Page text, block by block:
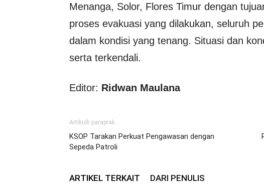
Menanga, Solor, Flores Timur dengan
proses evakuasi yang dilakukan, seluruh
dalam kondisi yang tenang. Situasi dan
serta terkendali.
Editor: Ridwan Maulana
Artikulli paraprak
KSOP Tarakan Perkuat Pengawasan dengan
Sepeda Patroli
ARTIKEL TERKAIT DARI PENULIS